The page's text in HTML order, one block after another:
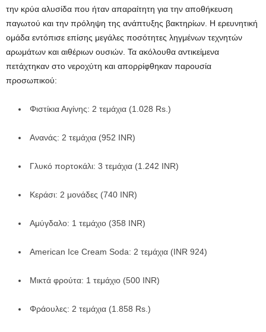
την κρύα αλυσίδα που ήταν απαραίτητη για την αποθήκευση
παγωτού και την πρόληψη της ανάπτυξης βακτηρίων. Η ερευνητική
ομάδα εντόπισε επίσης μεγάλες ποσότητες ληγμένων τεχνητών
αρωμάτων και αιθέριων ουσιών. Τα ακόλουθα αντικείμενα
πετάχτηκαν στο νεροχύτη και απορρίφθηκαν παρουσία
προσωπικού:
Φιστίκια Αιγίνης: 2 τεμάχια (1.028 Rs.)
Ανανάς: 2 τεμάχια (952 INR)
Γλυκό πορτοκάλι: 3 τεμάχια (1.242 INR)
Κεράσι: 2 μονάδες (740 INR)
Αμύγδαλο: 1 τεμάχιο (358 INR)
American Ice Cream Soda: 2 τεμάχια (INR 924)
Μικτά φρούτα: 1 τεμάχιο (500 INR)
Φράουλες: 2 τεμάχια (1.858 Rs.)